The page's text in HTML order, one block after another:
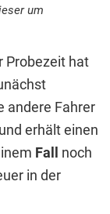
um
Probezeit hat
andere Fahrer
erhält einen
Fall
noch
in der